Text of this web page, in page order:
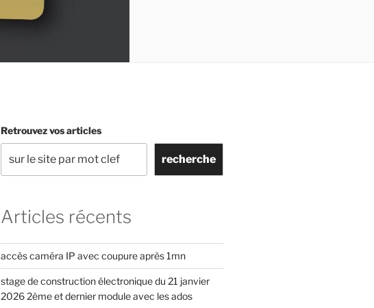
Retrouvez vos articles
recherche
Articles récents
accès caméra IP avec coupure après 1mn
stage de construction électronique du 21 janvier
2026 2ème et dernier module avec les ados